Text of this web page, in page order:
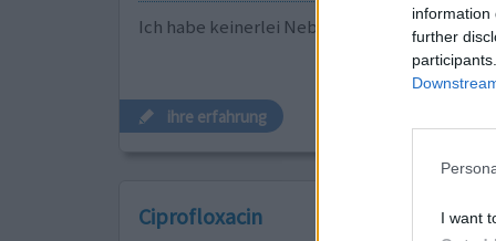
information
further
I want
Ich habe keinerlei Nebenwirkungen. Alles
ihre erfahrung
Ciprofloxacin